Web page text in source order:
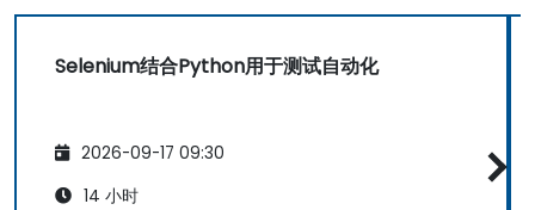
Selenium结合Python用于测试自动化
2026-09-17 09:30
14 小时